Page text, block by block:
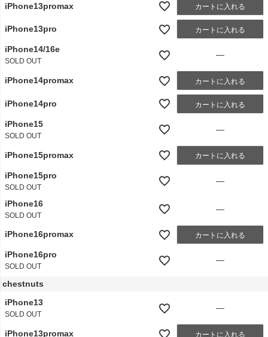
iPhone13promax カートに入れる
iPhone13pro カートに入れる
iPhone14/16e
SOLD OUT
—
iPhone14promax カートに入れる
iPhone14pro カートに入れる
iPhone15
SOLD OUT
—
iPhone15promax カートに入れる
iPhone15pro
SOLD OUT
—
iPhone16
SOLD OUT
—
iPhone16promax カートに入れる
iPhone16pro
SOLD OUT
—
chestnuts
iPhone13
SOLD OUT
—
iPhone13promax カートに入れる